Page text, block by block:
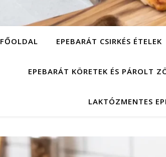
FŐOLDAL EPEBARÁT CSIRKÉS ÉTELEK
EPEBARÁT KÖRETEK ÉS PÁROLT
LAKTÓZMENTES